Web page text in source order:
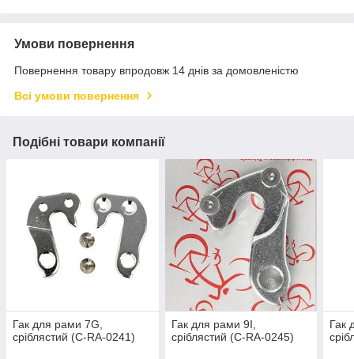
Умови повернення
Повернення товару впродовж 14 днів за домовленістю
Всі умови повернення
Подібні товари компанії
Гак для рами 7G,
сріблястий (C-RA-0241)
Гак для рами 9I,
сріблястий (C-RA-0245)
Гак